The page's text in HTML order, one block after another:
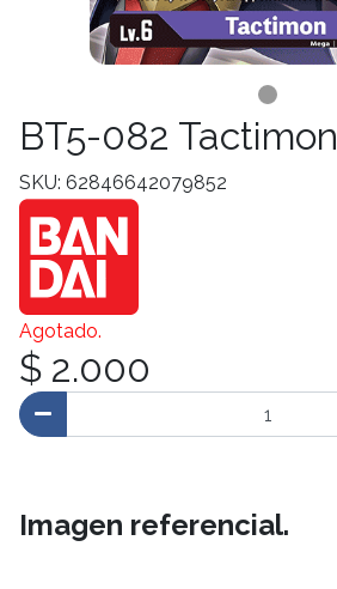
BT5-082 Tactimon
SKU: 62846642079852
Agotado.
$ 2.000
Imagen referencial.